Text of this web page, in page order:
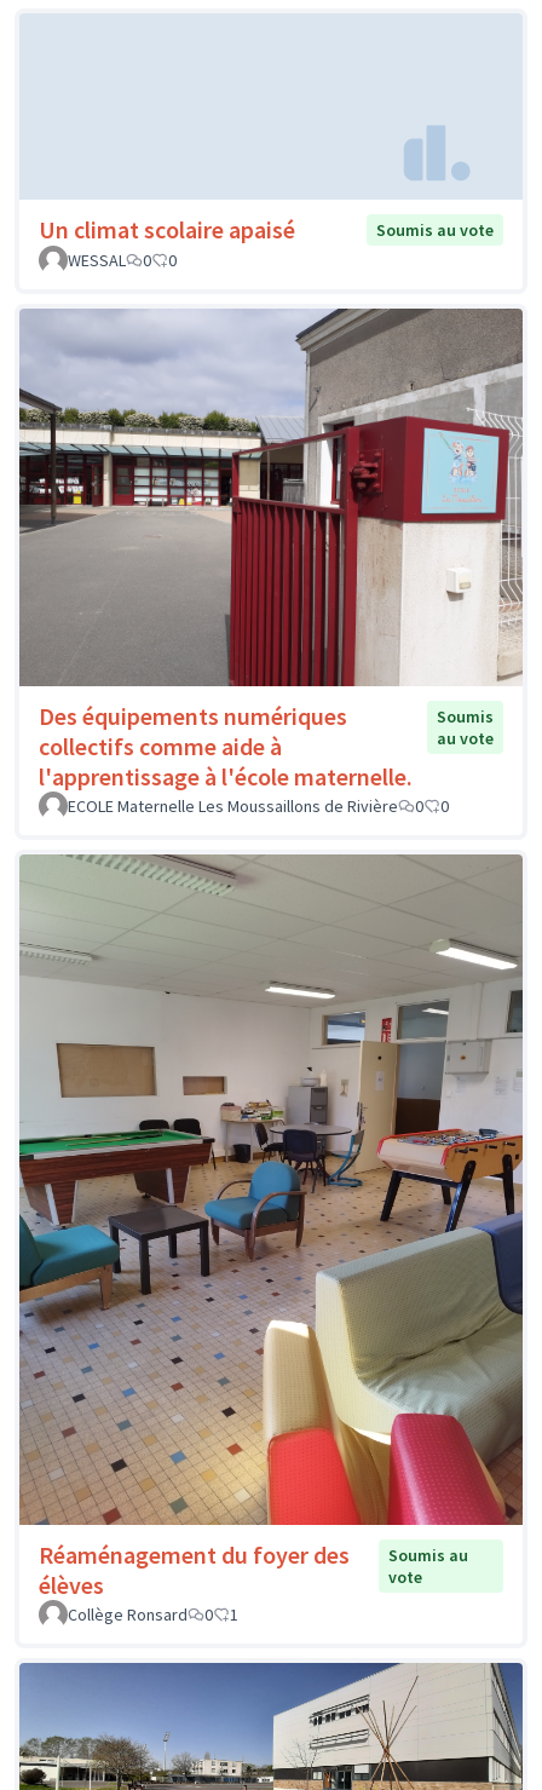
Un climat scolaire apaisé
Soumis au vote
WESSAL
0 0
Des équipements numériques
collectifs comme aide à
l'apprentissage à l'école maternelle.
Soumis
au vote
ECOLE Maternelle Les Moussaillons de Rivière 0 0
Réaménagement du foyer des
élèves
Soumis au
vote
Collège Ronsard
0 1